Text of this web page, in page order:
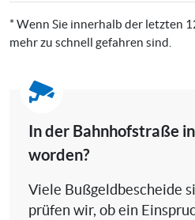
* Wenn Sie innerhalb der letzten
mehr zu schnell gefahren sind.
In der Bahnhofstraße
worden?
Viele Bußgeldbescheide
prüfen wir, ob ein